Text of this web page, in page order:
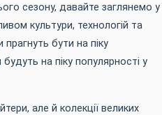
сезону, давайте заглянемо у
культури, технологій та
бути на піку
на піку популярності у
але й колекції великих